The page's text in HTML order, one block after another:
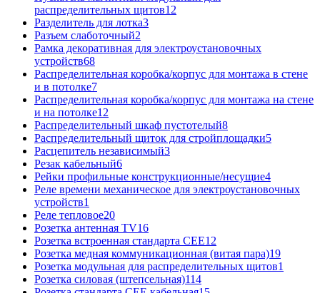
распределительных щитов12
Разделитель для лотка3
Разъем слаботочный2
Рамка декоративная для электроустановочных
устройств68
Распределительная коробка/корпус для монтажа в стене
и в потолке7
Распределительная коробка/корпус для монтажа на стене
и на потолке12
Распределительный шкаф пустотелый8
Распределительный щиток для стройплощадки5
Расцепитель независимый3
Резак кабельный6
Рейки профильные конструкционные/несущие4
Реле времени механическое для электроустановочных
устройств1
Реле тепловое20
Розетка антенная TV16
Розетка встроенная стандарта CEE12
Розетка медная коммуникационная (витая пара)19
Розетка модульная для распределительных щитов1
Розетка силовая (штепсельная)114